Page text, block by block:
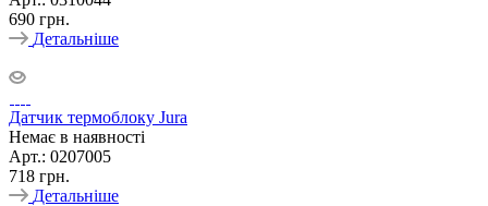
690 грн.
Детальніше
Датчик термоблоку Jura
Немає в наявності
Арт.: 0207005
718 грн.
Детальніше